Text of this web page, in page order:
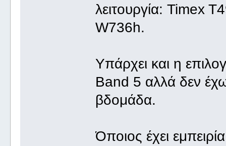
λειτουργία: Timex
W736h.
Υπάρχει και η
Band 5 αλλά δεν
βδομάδα.
Όποιος έχει